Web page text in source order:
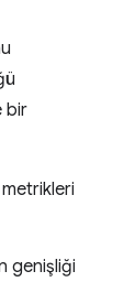
bir
genişliği